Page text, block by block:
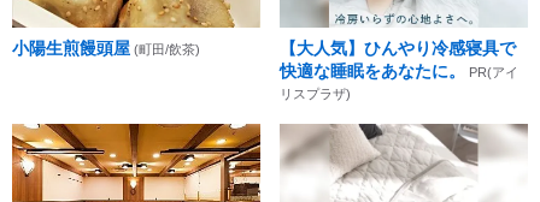
小陽生煎饅頭屋 (町田/飲茶)
【大人気】ひんやり冷感寝具で
快適な睡眠をあなたに。
PR(アイ
リスプラザ)